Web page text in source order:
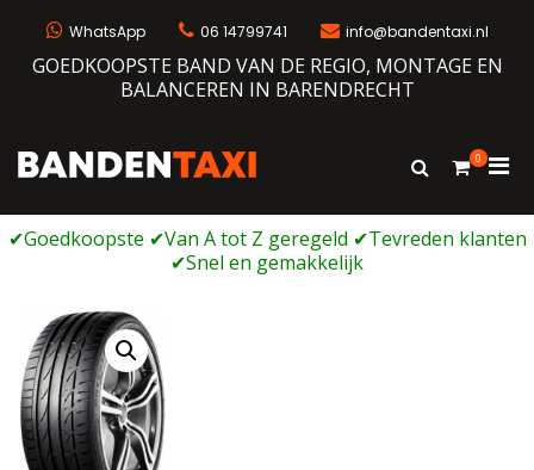
WhatsApp 06 14799741 info@bandentaxi.nl
GOEDKOOPSTE BAND VAN DE REGIO, MONTAGE EN
BALANCEREN IN BARENDRECHT
Bandengarage met eigen webshop
Toon
0
voor